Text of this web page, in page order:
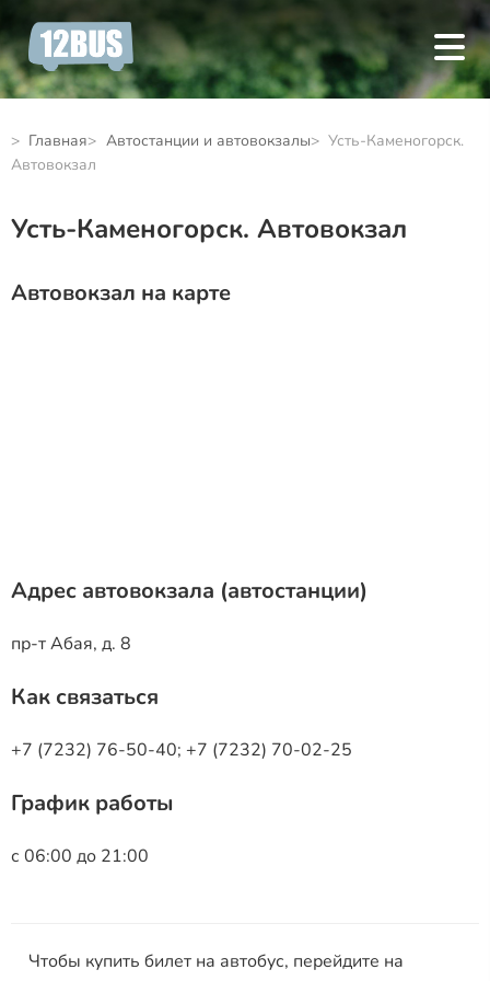
Главная Автостанции и автовокзалы
Усть-Каменогорск.
Автовокзал
Усть-Каменогорск. Автовокзал
Автовокзал на карте
Адрес автовокзала (автостанции)
пр-т Абая, д. 8
Как связаться
+7 (7232) 76-50-40; +7 (7232) 70-02-25
График работы
с 06:00 до 21:00
Чтобы купить билет на автобус, перейдите на